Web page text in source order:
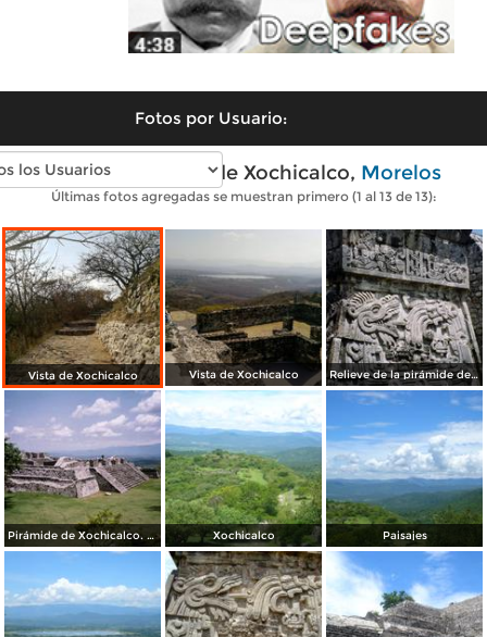
Fotos por Usuario:
Fotos modernas de Xochicalco, Morelos
Últimas fotos agregadas se muestran primero (1 al 13 de 13):
Vista de Xochicalco Vista de Xochicalco Relieve de la pirámide de la serpiente emplumada. Xochicalco. 2004
Pirámide de Xochicalco. Junio/2004 Xochicalco Paisajes